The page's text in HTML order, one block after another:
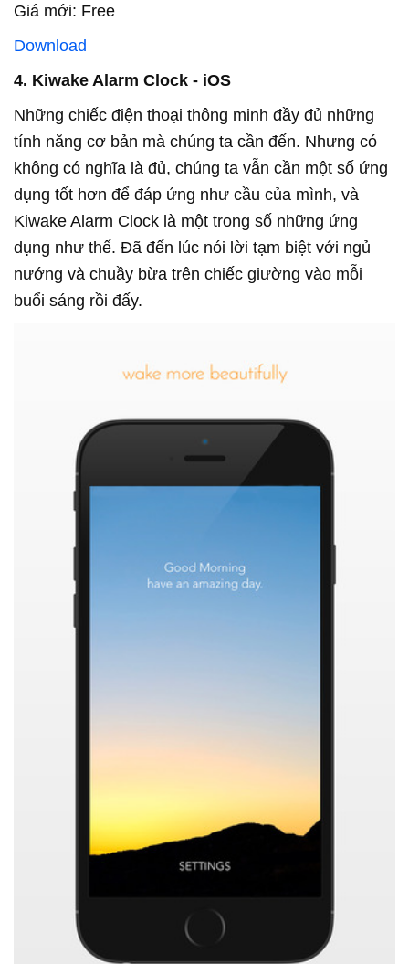
Giá mới: Free
Download
4. Kiwake Alarm Clock - iOS
Những chiếc điện thoại thông minh đầy đủ những
tính năng cơ bản mà chúng ta cần đến. Nhưng có
không có nghĩa là đủ, chúng ta vẫn cần một số ứng
dụng tốt hơn để đáp ứng như cầu của mình, và
Kiwake Alarm Clock là một trong số những ứng
dụng như thế. Đã đến lúc nói lời tạm biệt với ngủ
nướng và chuầy bừa trên chiếc giường vào mỗi
buổi sáng rồi đấy.